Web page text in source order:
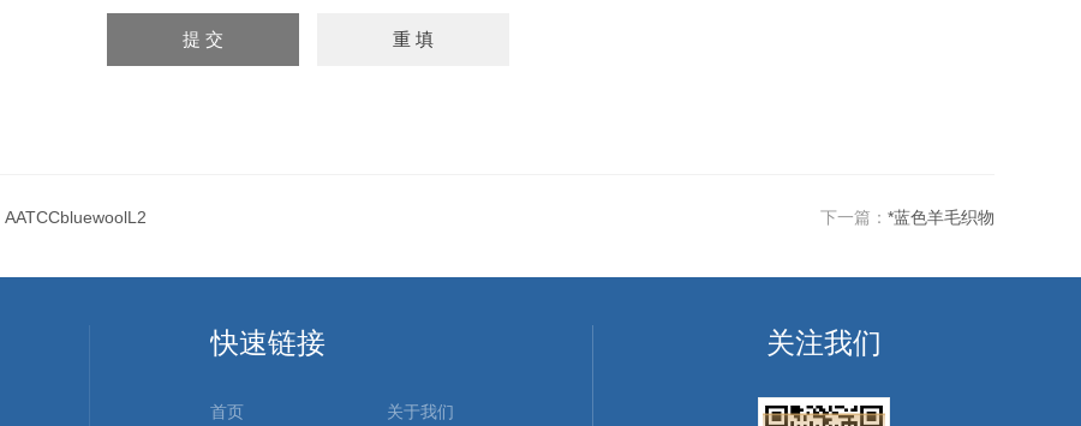
AATCCbluewoolL2 下一篇： *蓝色羊毛织物
快速链接
首页 关于我们
关注我们